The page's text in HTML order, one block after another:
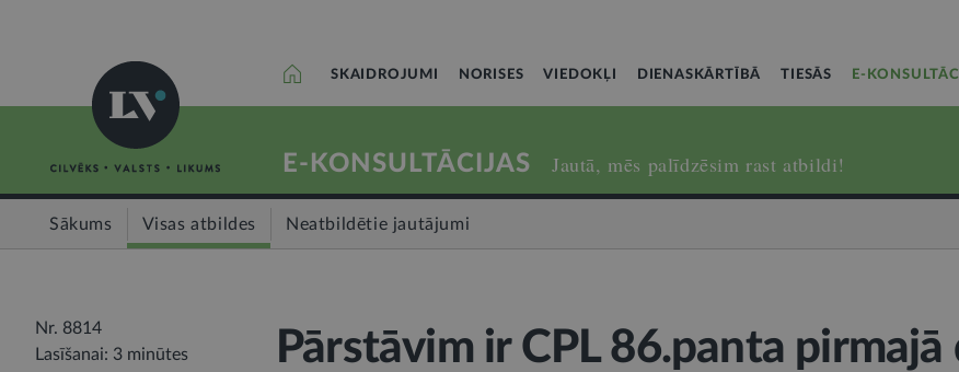
SKAIDROJUMI NORISES VIEDOKĻI DIENASKĀRTĪBĀ TIESĀS E-
E-KONSULTĀCIJAS Jautā, mēs palīdzēsim rast atbildi!
Sākums Visas atbildes Neatbildētie jautājumi
Nr. 8814
Lasīšanai: 3 minūtes
Pārstāvim ir CPL 86.panta pirmajā